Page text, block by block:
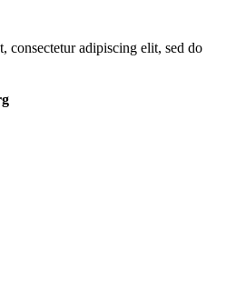
consectetur adipiscing elit, sed do